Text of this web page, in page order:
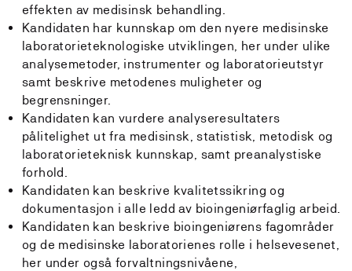
effekten av medisinsk behandling.
Kandidaten har kunnskap om den nyere medisinske
laboratorieteknologiske utviklingen, her under ulike
analysemetoder, instrumenter og laboratorieutstyr
samt beskrive metodenes muligheter og
begrensninger.
Kandidaten kan vurdere analyseresultaters
pålitelighet ut fra medisinsk, statistisk, metodisk og
laboratorieteknisk kunnskap, samt preanalystiske
forhold.
Kandidaten kan beskrive kvalitetssikring og
dokumentasjon i alle ledd av bioingeniørfaglig arbeid.
Kandidaten kan beskrive bioingeniørens fagområder
og de medisinske laboratorienes rolle i helsevesenet,
her under også forvaltningsnivåene,